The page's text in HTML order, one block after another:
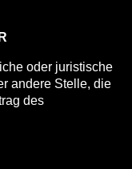
oder juristische
andere Stelle, die
des